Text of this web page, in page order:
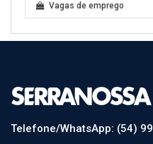
Vagas de emprego
Telefone/WhatsApp: (54)